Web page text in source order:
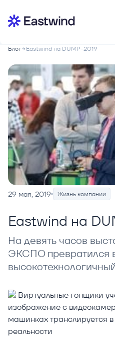
Блог Eastwind на DUMP-2019
29 мая, 2019 Жизнь компании
Eastwind на
На девять часов
ЭКСПО превратился
Виртуальные гонщики
изображение с
машинках транслируется
реальности